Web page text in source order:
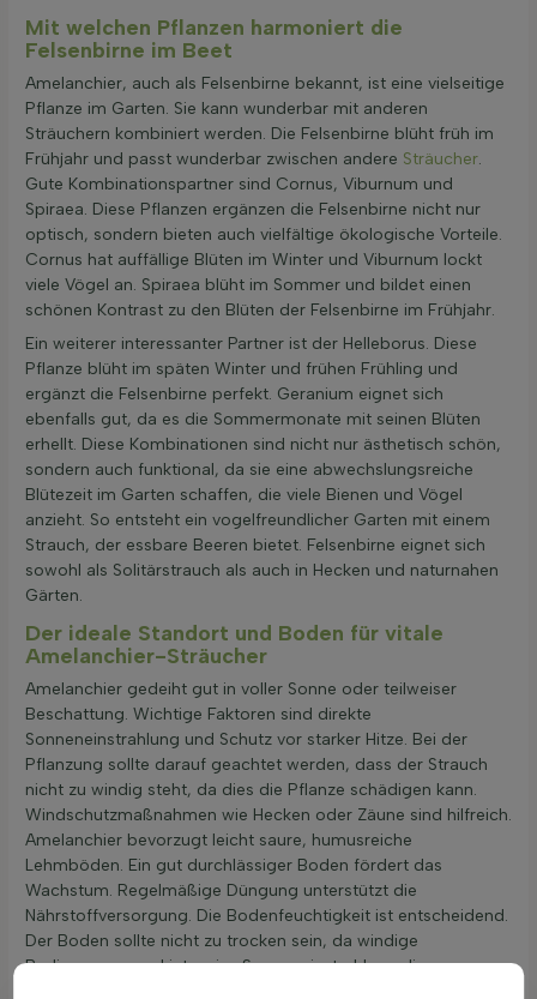
Mit welchen Pflanzen harmoniert die
Felsenbirne im Beet
Amelanchier, auch als Felsenbirne bekannt, ist eine vielseitige
Pflanze im Garten. Sie kann wunderbar mit anderen
Sträuchern kombiniert werden. Die Felsenbirne blüht früh im
Frühjahr und passt wunderbar zwischen andere Sträucher.
Gute Kombinationspartner sind Cornus, Viburnum und
Spiraea. Diese Pflanzen ergänzen die Felsenbirne nicht nur
optisch, sondern bieten auch vielfältige ökologische Vorteile.
Cornus hat auffällige Blüten im Winter und Viburnum lockt
viele Vögel an. Spiraea blüht im Sommer und bildet einen
schönen Kontrast zu den Blüten der Felsenbirne im Frühjahr.
Ein weiterer interessanter Partner ist der Helleborus. Diese
Pflanze blüht im späten Winter und frühen Frühling und
ergänzt die Felsenbirne perfekt. Geranium eignet sich
ebenfalls gut, da es die Sommermonate mit seinen Blüten
erhellt. Diese Kombinationen sind nicht nur ästhetisch schön,
sondern auch funktional, da sie eine abwechslungsreiche
Blütezeit im Garten schaffen, die viele Bienen und Vögel
anzieht. So entsteht ein vogelfreundlicher Garten mit einem
Strauch, der essbare Beeren bietet. Felsenbirne eignet sich
sowohl als Solitärstrauch als auch in Hecken und naturnahen
Gärten.
Der ideale Standort und Boden für vitale
Amelanchier-Sträucher
Amelanchier gedeiht gut in voller Sonne oder teilweiser
Beschattung. Wichtige Faktoren sind direkte
Sonneneinstrahlung und Schutz vor starker Hitze. Bei der
Pflanzung sollte darauf geachtet werden, dass der Strauch
nicht zu windig steht, da dies die Pflanze schädigen kann.
Windschutzmaßnahmen wie Hecken oder Zäune sind hilfreich.
Amelanchier bevorzugt leicht saure, humusreiche
Lehmböden. Ein gut durchlässiger Boden fördert das
Wachstum. Regelmäßige Düngung unterstützt die
Nährstoffversorgung. Die Bodenfeuchtigkeit ist entscheidend.
Der Boden sollte nicht zu trocken sein, da windige
Bedingungen und intensive Sonneneinstrahlung die